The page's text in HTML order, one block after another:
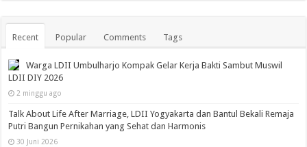
Recent Popular Comments Tags
Warga LDII Umbulharjo Kompak Gelar Kerja Bakti Sambut Muswil
LDII DIY 2026
2 minggu ago
Talk About Life After Marriage, LDII Yogyakarta dan Bantul Bekali Remaja
Putri Bangun Pernikahan yang Sehat dan Harmonis
30 Juni 2026